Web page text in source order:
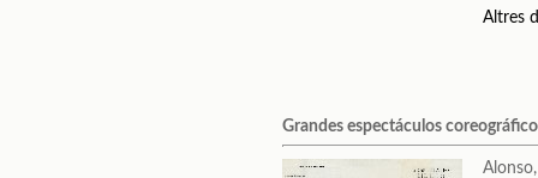
Altres
Grandes espectáculos